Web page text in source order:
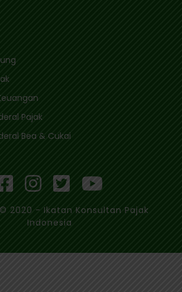
Pajak
Bea & Cukai
2020 - Ikatan Konsultan Pajak
Indonesia